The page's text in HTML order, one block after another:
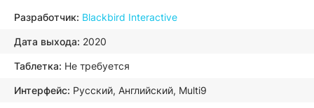
Разработчик: Blackbird Interactive
Дата выхода: 2020
Таблетка: Не требуется
Интерфейс: Русский, Английский, Multi9